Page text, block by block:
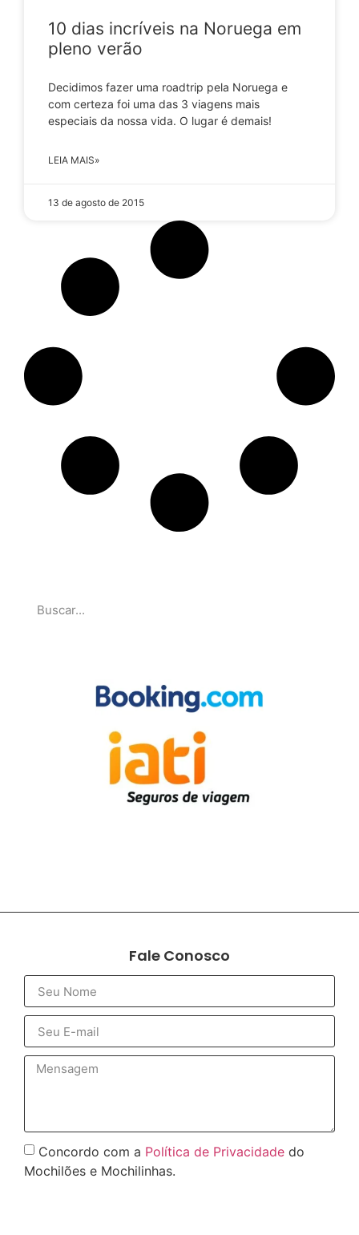
10 dias incríveis na Noruega em
pleno verão
Decidimos fazer uma roadtrip pela Noruega e
com certeza foi uma das 3 viagens mais
especiais da nossa vida. O lugar é demais!
LEIA MAIS»
13 de agosto de 2015
Fale Conosco
Concordo com a Política de Privacidade do
Mochilões e Mochilinhas.